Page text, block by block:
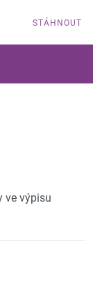
STÁHNOUT
ve výpisu